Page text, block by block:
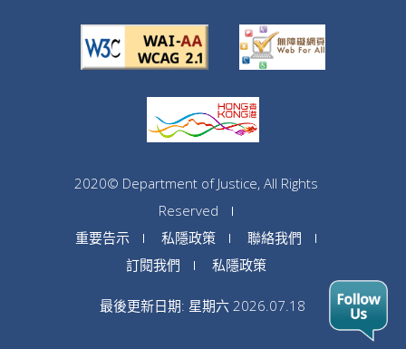
2020© Department of Justice, All Rights
Reserved
重要告示
私隱政策
聯絡我們
訂閱我們
私隱政策
最後更新日期: 星期六 2026.07.18